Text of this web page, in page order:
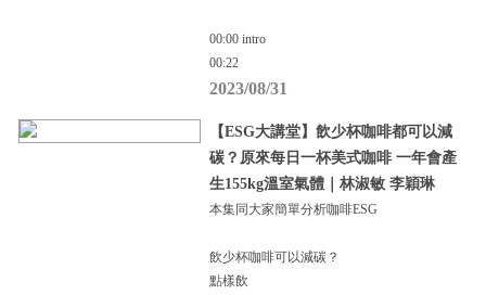
00:00 intro
00:22
2023/08/31
【ESG大講堂】飲少杯咖啡都可以減
碳？原來每日一杯美式咖啡 一年會產
生155kg溫室氣體｜林淑敏 李穎琳
本集同大家簡單分析咖啡ESG
飲少杯咖啡可以減碳？
點樣飲